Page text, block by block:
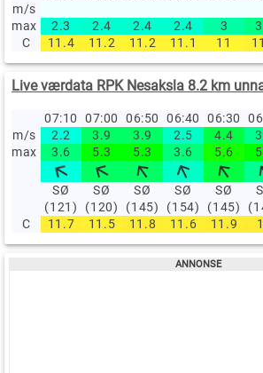
m/s
max
2.3 2.4 2.4 2.4 3
C
11.4 11.2 11.2 11.1 11
Live værdata RPK Nesaksla 8.2 km
07:10 07:00 06:50 06:40 06:30
m/s
2.2 3.9 3.9 2.5 4.4
max
3.6 5.3 5.3 3.6 5.6
SØ
(121)
SØ
(120)
SØ
(145)
SØ
(154)
SØ
(145)
C
11.7 11.5 11.8 11.6 11.9